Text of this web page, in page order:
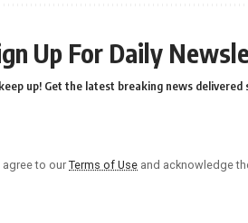
Up For Daily
up! Get the latest breaking news
to our Terms of Use and acknowledge